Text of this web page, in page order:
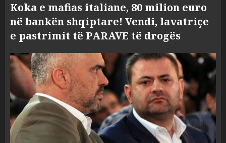
Koka e mafias italiane, 80 milion euro
në bankën shqiptare! Vendi, lavatriçe
e pastrimit të PARAVE të drogës